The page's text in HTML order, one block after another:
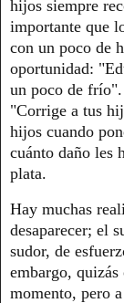
hijos siempre
importante que
con un poco de
oportunidad:
un poco de
"Corrige a tus
hijos cuando
cuánto daño les
plata.
Hay muchas
desaparecer; el
sudor, de
embargo, quizás
momento, pero